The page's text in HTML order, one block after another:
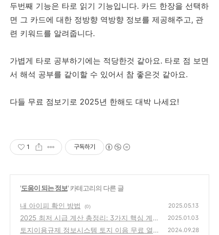
두번째 기능은 타로 읽기 기능입니다. 카드 한장을 선택하
면 그 카드에 대한 정방향 역방향 정보를 제공해주고, 관
련 키워드를 알려줍니다.
가볍게 타로 공부하기에는 적당한것 같아요. 타로 점 보면
서 해석 공부를 같이할 수 있어서 참 좋은것 같아요.
다들 무료 점보기로 2025년 한해도 대박 나세요!
1 구독하기
'도움이 되는 정보' 카테고리의 다른 글
내 아이피 확인 방법 (0) 2025.05.13
2025 최저 시급 계산 총정리: 3가지 핵심 계산
법과 궁금증 해결!
(0)
2025.01.03
토지이용규제 정보시스템 토지 이음 무료 열람
2024.09.28